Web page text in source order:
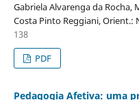
Gabriela Alvarenga da Rocha,
Costa Pinto Reggiani, Orient.:
138
PDF
Pedagogia Afetiva: uma